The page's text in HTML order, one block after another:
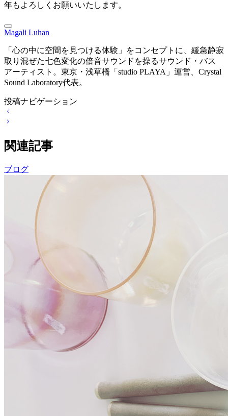
年もよろしくお願いいたします。
Magali Luhan
「心の中に空間を見つける体験」をコンセプトに、緩急静寂
取り混ぜた七色変化の倍音サウンドを操るサウンド・バス
アーティスト。東京・浅草橋「studio PLAYA」運営、Crystal
Sound Laboratory代表。
投稿ナビゲーション
関連記事
ブログ